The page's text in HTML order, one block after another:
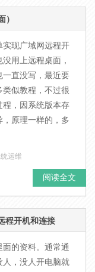
）
实现广域网远程开
用上远程桌面，
一直没写，最近要
似教程，不过很
程，因系统版本存
原理一样的，多
运维
阅读全文
程开机和连接
的资料。通常通
人，没人开电脑就